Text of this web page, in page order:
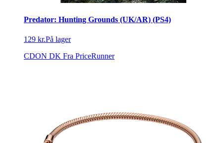
Predator: Hunting Grounds (UK/AR) (PS4)
129 kr.På lager
CDON DK Fra PriceRunner